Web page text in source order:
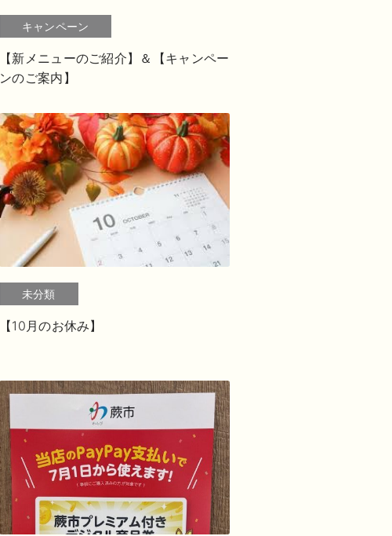
キャンペーン
【新メニューのご紹介】＆【キャンペー
ンのご案内】
未分類
【10月のお休み】